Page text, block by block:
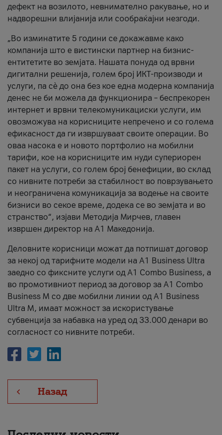
дефект на возилото, невнимателно ракување, но и
надворешни влијанија или сообраќајни незгоди.
„Во изминатите 5 години се докажавме како
компанија што е вистински партнер на бизнис-
ентитетите во земјата. Нашата понуда од врвни
дигитални решенија, голем број ИКТ-производи и
услуги, па сè до она без кое една модерна компанија
денес не би можела да функционира – беспрекорен
интернет и врвни телекомуникациски услуги, им
овозможува на корисниците непречено и со голема
ефикасност да ги извршуваат своите операции. Во
оваа насока е и новото портфолио на мобилни
тарифи, кое на корисниците им нуди супериорен
пакет на услуги, со голем број бенефиции, во склад
со нивните потреби за стабилност во поврзувањето
и неограничена комуникација за водење на своите
бизниси во секое време, додека се во земјата и во
странство“, изјави Методија Мирчев, главен
извршен директор на А1 Македонија.
Деловните корисници можат да потпишат договор
за некој од тарифните модели на A1 Business Ultra
заедно со фиксните услуги од A1 Combo Business, а
во промотивниот период за договор за A1 Combo
Business M со две мобилни линии од A1 Business
Ultra M, имаат можност за искористување
субвенција за набавка на уред од 33.000 денари во
согласност со нивните потреби.
Назад